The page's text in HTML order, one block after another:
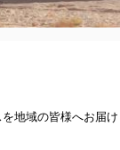
地域の皆様へお届